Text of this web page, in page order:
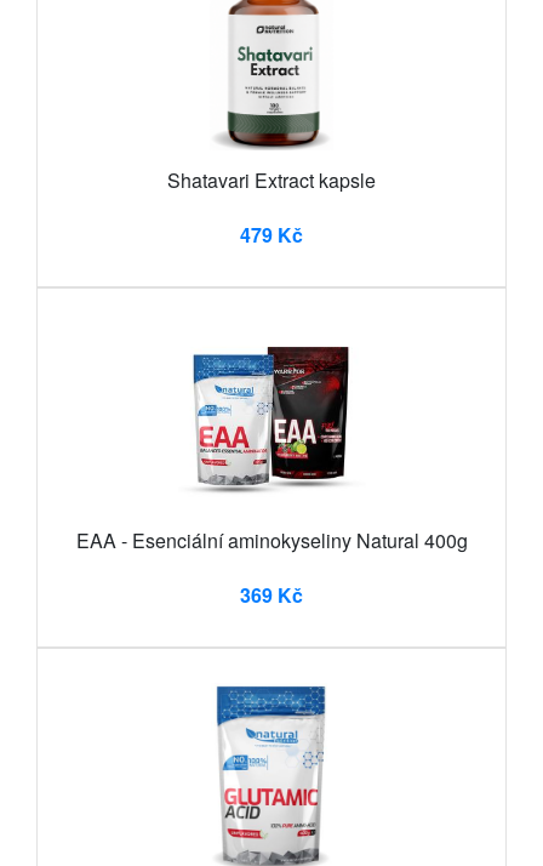
Shatavari Extract kapsle
479 Kč
EAA - Esenciální aminokyseliny Natural 400g
369 Kč